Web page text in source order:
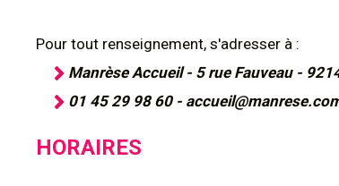
Pour tout renseignement, s'adresser à :
Manrèse Accueil - 5 rue Fauveau -
01 45 29 98 60 -
HORAIRES